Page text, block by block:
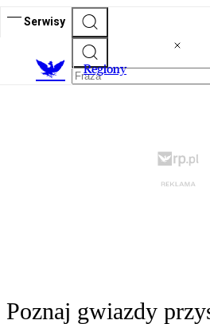
Serwisy
Regiony
Poznaj gwiazdy